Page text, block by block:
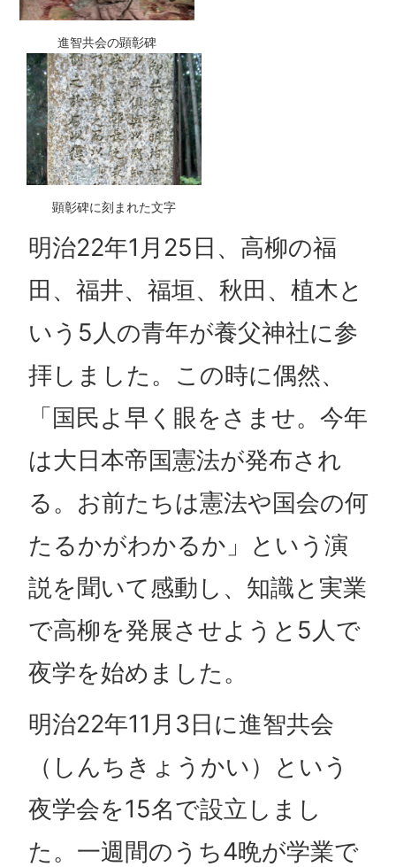
進智共会の顕彰碑
顕彰碑に刻まれた文字
明治22年1月25日、高柳の福
田、福井、福垣、秋田、植木と
いう5人の青年が養父神社に参
拝しました。この時に偶然、
「国民よ早く眼をさませ。今年
は大日本帝国憲法が発布され
る。お前たちは憲法や国会の何
たるかがわかるか」という演
説を聞いて感動し、知識と実業
で高柳を発展させようと5人で
夜学を始めました。
明治22年11月3日に進智共会
（しんちきょうかい）という
夜学会を15名で設立しまし
た。一週間のうち4晩が学業で